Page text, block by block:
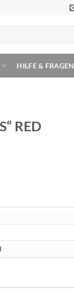
HILFE & FRAGEN
RED